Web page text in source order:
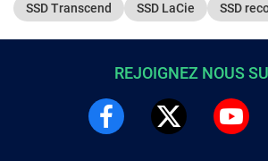
SSD Transcend
SSD LaCie SSD
REJOIGNEZ NOUS